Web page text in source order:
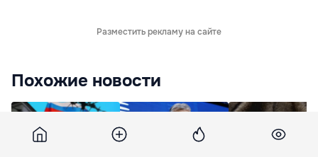
Разместить рекламу на сайте
Похожие новости